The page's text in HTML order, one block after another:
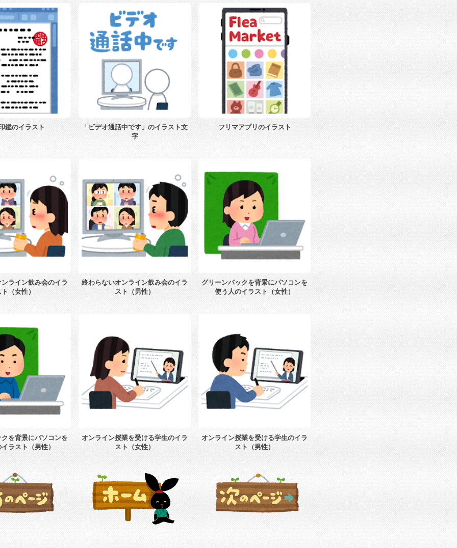
鑑のイラスト
「ビデオ通話中です」のイラスト文
字
フリマアプリのイラスト
ライン飲み会のイラ
（女性）
終わらないオンライン飲み会のイラ
スト（男性）
グリーンバックを背景にパソコンを
使う人のイラスト（女性）
を背景にパソコンを
ラスト（男性）
オンライン授業を受ける学生のイラ
スト（女性）
オンライン授業を受ける学生のイラ
スト（男性）